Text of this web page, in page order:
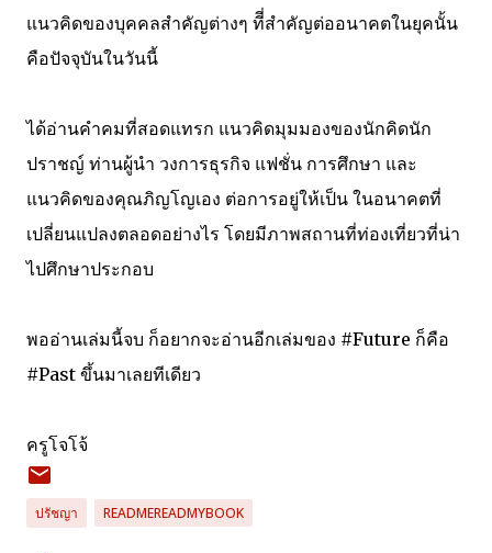
แนวคิดของบุคคลสำคัญต่างๆ ทีี่สำคัญต่ออนาคตในยุคนั้น
คือปัจจุบันในวันนี้
ได้อ่านคำคมที่สอดแทรก แนวคิดมุมมองของนักคิดนัก
ปราชญ์ ท่านผู้นำ วงการธุรกิจ แฟชั่น การศึกษา และ
แนวคิดของคุณภิญโญเอง ต่อการอยู่ให้เป็น ในอนาคตที่
เปลี่ยนแปลงตลอดอย่างไร โดยมีภาพสถานที่ท่องเที่ยวที่น่า
ไปศึกษาประกอบ
พออ่านเล่มนี้จบ ก็อยากจะอ่านอีกเล่มของ #Future ก็คือ
#Past ขึ้นมาเลยทีเดียว
ครูโจโจ้
ปรัชญา READMEREADMYBOOK